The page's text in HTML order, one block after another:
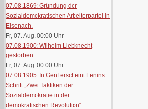
07.08.1869: Gründung der
Sozialdemokratischen Arbeiterpartei in
Eisenach.
Fr, 07. Aug. 00:00 Uhr
07.08.1900: Wilhelm Liebknecht
gestorben.
Fr, 07. Aug. 00:00 Uhr
07.08.1905: In Genf erscheint Lenins
Schrift „Zwei Taktiken der
Sozialdemokratie in der
demokratischen Revolution“.